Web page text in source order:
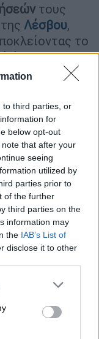
to third parties, or
for
below opt-out
that after your
seeing
utilized by
parties prior to
of the further
third parties on the
information may
the IAB’s List of
disclose it to other
or more Google
You may click to
party tags to
in below Google
τους
Λέσβου,
το
άκρο του
από τη
οι
έκαναν
με το «Νησί,
να αποτραπεί